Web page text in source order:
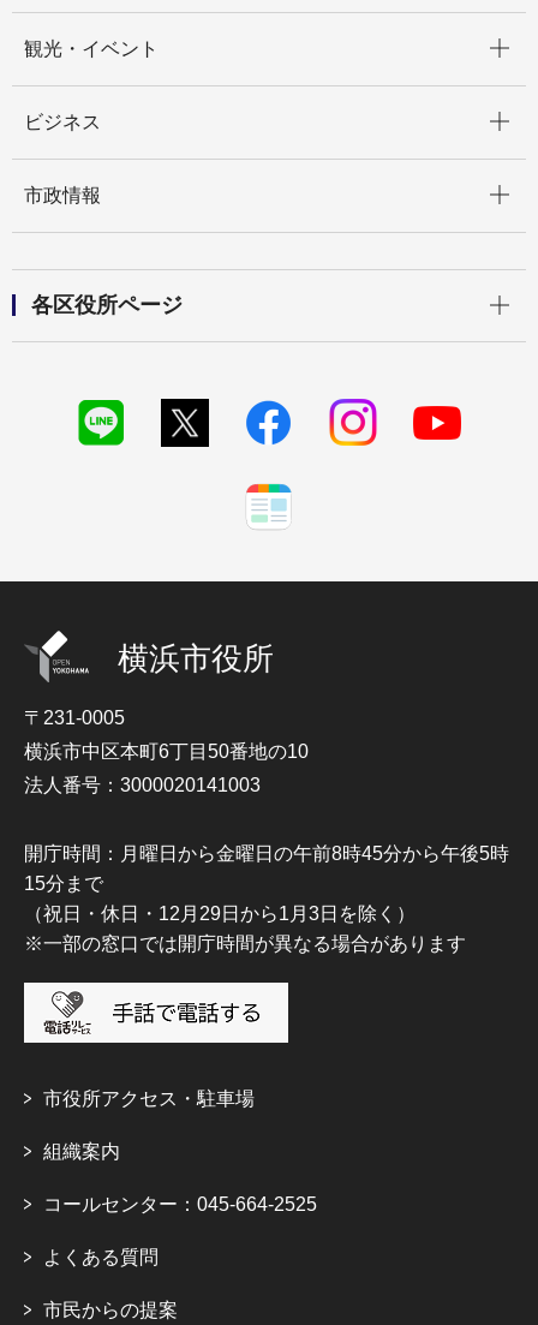
観光・イベント
ビジネス
市政情報
各区役所ページ
横浜市役所
〒231-0005
横浜市中区本町6丁目50番地の10
法人番号：3000020141003
開庁時間：月曜日から金曜日の午前8時45分から午後5時
15分まで
（祝日・休日・12月29日から1月3日を除く）
※一部の窓口では開庁時間が異なる場合があります
市役所アクセス・駐車場
組織案内
コールセンター：045-664-2525
よくある質問
市民からの提案